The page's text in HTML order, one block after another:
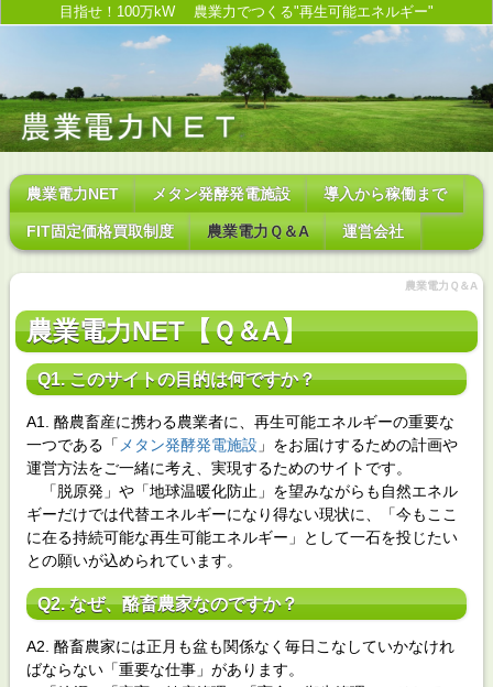
目指せ！100万kW 農業力でつくる"再生可能エネルギー"
農業電力NET メタン発酵発電施設 導入から稼働まで
FIT固定価格買取制度 農業電力Ｑ＆A 運営会社
農業電力Ｑ＆A
農業電力NET【Ｑ＆A】
Q1. このサイトの目的は何ですか？
A1. 酪農畜産に携わる農業者に、再生可能エネルギーの重要な
一つである「 メタン発酵発電施設 」をお届けするための計画や
運営方法をご一緒に考え、実現するためのサイトです。
「脱原発」や「地球温暖化防止」を望みながらも自然エネル
ギーだけでは代替エネルギーになり得ない現状に、「今もここ
に在る持続可能な再生可能エネルギー」として一石を投じたい
との願いが込められています。
Q2. なぜ、酪畜農家なのですか？
A2. 酪畜農家には正月も盆も関係なく毎日こなしていかなけれ
ばならない「重要な仕事」があります。